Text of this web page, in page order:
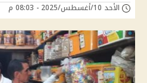
الأحد 10/أغسطس/2025 - 08:03 م